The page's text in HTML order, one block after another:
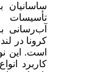
ساسانیان
آب‌رسانی‌
کرونا در
است‌. این‌
کاربرد